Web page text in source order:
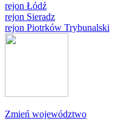
rejon Łódź
rejon Sieradz
rejon Piotrków Trybunalski
Zmień województwo